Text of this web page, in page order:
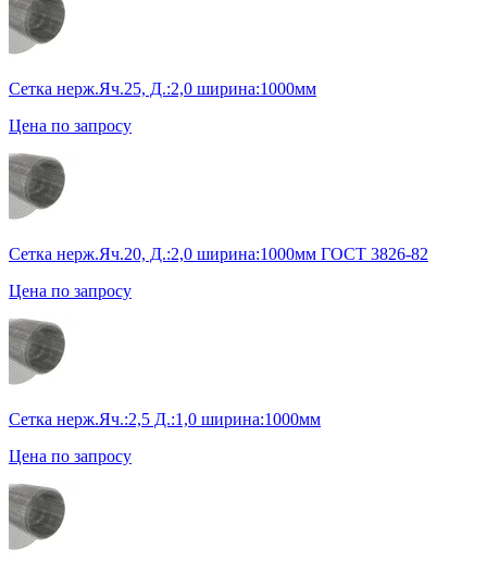
Сетка нерж.Яч.25, Д.:2,0 ширина:1000мм
Цена по запросу
Сетка нерж.Яч.20, Д.:2,0 ширина:1000мм ГОСТ 3826-82
Цена по запросу
Сетка нерж.Яч.:2,5 Д.:1,0 ширина:1000мм
Цена по запросу